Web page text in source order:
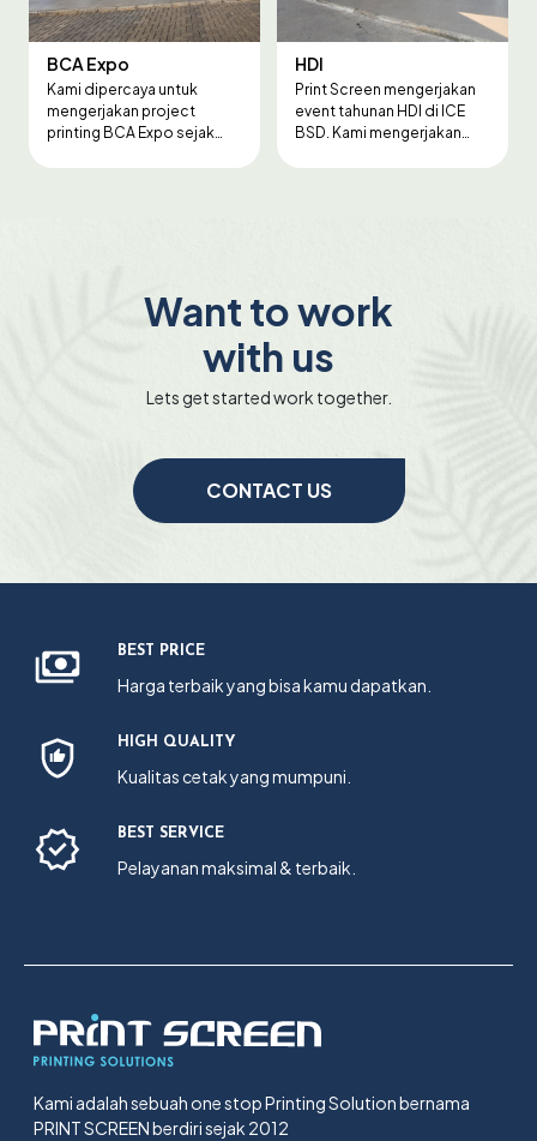
BCA Expo
Kami dipercaya untuk
mengerjakan project
printing BCA Expo sejak
HDI
Print Screen mengerjakan
event tahunan HDI di ICE
BSD. Kami mengerjakan
Want to work
with us
Lets get started work together.
CONTACT US
BEST PRICE
Harga terbaik yang bisa kamu dapatkan.
HIGH QUALITY
Kualitas cetak yang mumpuni.
BEST SERVICE
Pelayanan maksimal & terbaik.
Kami adalah sebuah one stop Printing Solution bernama
PRINT SCREEN berdiri sejak 2012